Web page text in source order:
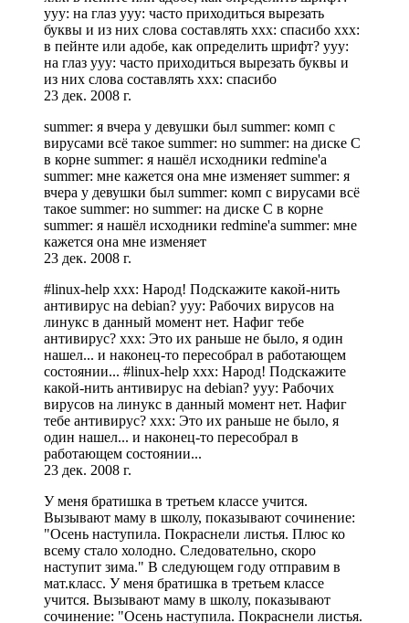
yyy: на глаз yyy: часто приходиться вырезать
буквы и из них слова составлять xxx: спасибо xxx:
в пейнте или адобе, как определить шрифт? yyy:
на глаз yyy: часто приходиться вырезать буквы и
из них слова составлять xxx: спасибо
23 дек. 2008 г.
summer: я вчера у девушки был summer: комп с
вирусами всё такое summer: но summer: на диске С
в корне summer: я нашёл исходники redmine'а
summer: мне кажется она мне изменяет summer: я
вчера у девушки был summer: комп с вирусами всё
такое summer: но summer: на диске С в корне
summer: я нашёл исходники redmine'а summer: мне
кажется она мне изменяет
23 дек. 2008 г.
#linux-help xxx: Народ! Подскажите какой-нить
антивирус на debian? yyy: Рабочих вирусов на
линукс в данный момент нет. Нафиг тебе
антивирус? xxx: Это их раньше не было, я один
нашел... и наконец-то пересобрал в работающем
состоянии... #linux-help xxx: Народ! Подскажите
какой-нить антивирус на debian? yyy: Рабочих
вирусов на линукс в данный момент нет. Нафиг
тебе антивирус? xxx: Это их раньше не было, я
один нашел... и наконец-то пересобрал в
работающем состоянии...
23 дек. 2008 г.
У меня братишка в третьем классе учится.
Вызывают маму в школу, показывают сочинение:
"Осень наступила. Покраснели листья. Плюс ко
всему стало холодно. Следовательно, скоро
наступит зима." В следующем году отправим в
мат.класс. У меня братишка в третьем классе
учится. Вызывают маму в школу, показывают
сочинение: "Осень наступила. Покраснели листья.